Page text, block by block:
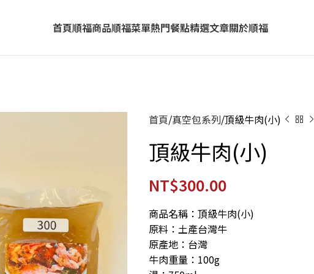
首頁順福商品順福菜單熱門餐點精選文章關於順福
首頁 真空包系列 頂級牛肉(小)
頂級牛肉(小)
NT$300.00
商品名稱：頂級牛肉(小)
原料：土產台灣牛
原產地：台灣
牛肉重量：100g